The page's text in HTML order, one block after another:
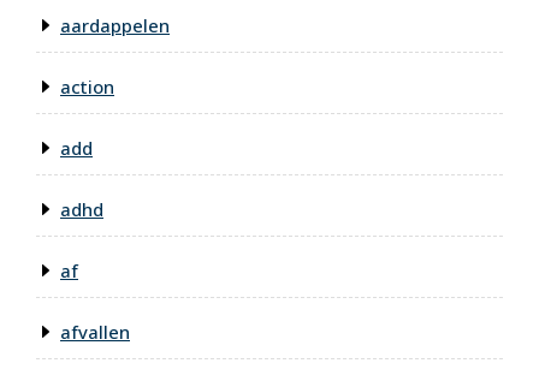
aardappelen
action
add
adhd
af
afvallen